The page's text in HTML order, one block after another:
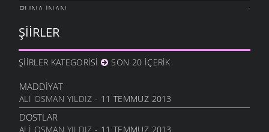
BUNA İNAN
NASIL OLUR
6 MART 2006
İHTIYAR İNSAN
6 MART 2006
SEVGI ÜSTÜNE
6 MART 2006
ŞIIRLER
ŞIIRLER KATEGORISI SON 20 İÇERIK
MADDIYAT
ALI OSMAN YILDIZ - 11 TEMMUZ 2013
DOSTLAR
ALI OSMAN YILDIZ - 11 TEMMUZ 2013